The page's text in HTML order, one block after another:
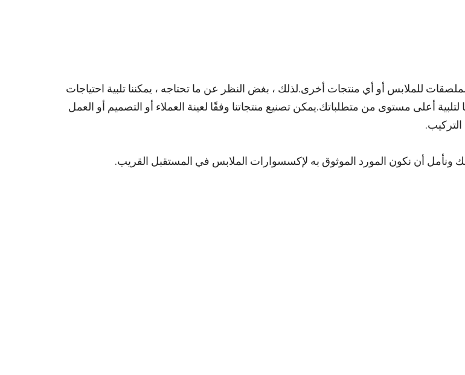
للملابس أو أي منتجات أخرى.لذلك ، بغض النظر عن ما تحتاجه ، يمكننا تلبية احتياجات
أعلى مستوى من متطلباتك.يمكن تصنيع منتجاتنا وفقًا لعينة العملاء أو التصميم أو العمل
ونأمل أن نكون المورد الموثوق به لإكسسوارات الملابس في المستقبل القريب.